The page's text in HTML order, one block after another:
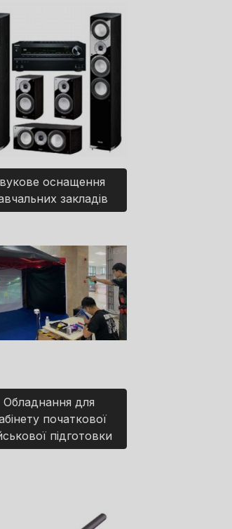
оснащення
закладів
Обладнання для
початкової
підготовки